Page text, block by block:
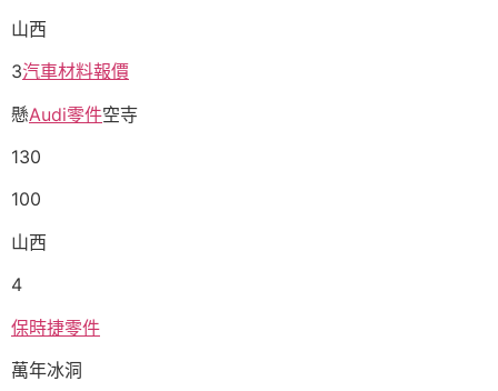
山西
3汽車材料報價
懸Audi零件空寺
130
100
山西
4
保時捷零件
萬年冰洞